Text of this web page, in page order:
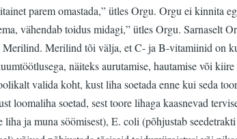
parem omastada,” ütles Orgu. Orgu ei kinnita
vähendab toidus midagi,” ütles Orgu. Sarnaselt
Merilind tõi välja, et C- ja B-vitamiinid on
näiteks aurutamise, hautamise või
valida koht, kust liha soetada enne kui seda
soetad, sest toore lihaga kaasnevad
ja muna söömisest), E. coli (põhjustab